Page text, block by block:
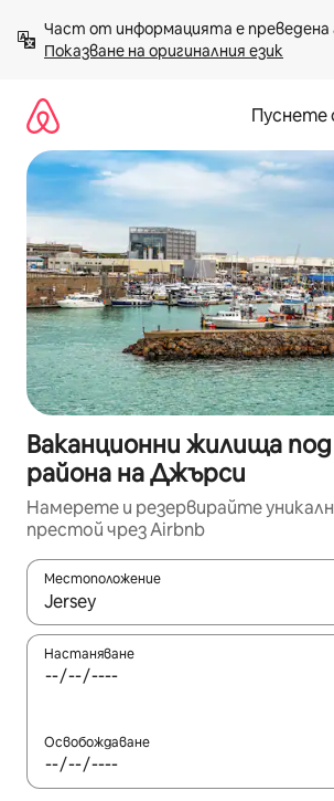
към
съдържанието
Показване на оригиналния език
Пуснете
Ваканционни жилища
района на Джърси
Намерете и резервирайте
престой чрез Airbnb
Местоположение
Когато резултатите се покажат,
Настаняване
Освобождаване